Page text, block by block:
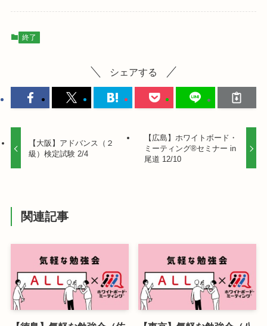
終了
シェアする
【大阪】アドバンス（２
級）検定試験 2/4
【広島】ホワイトボード・
ミーティング®セミナー in
尾道 12/10
関連記事